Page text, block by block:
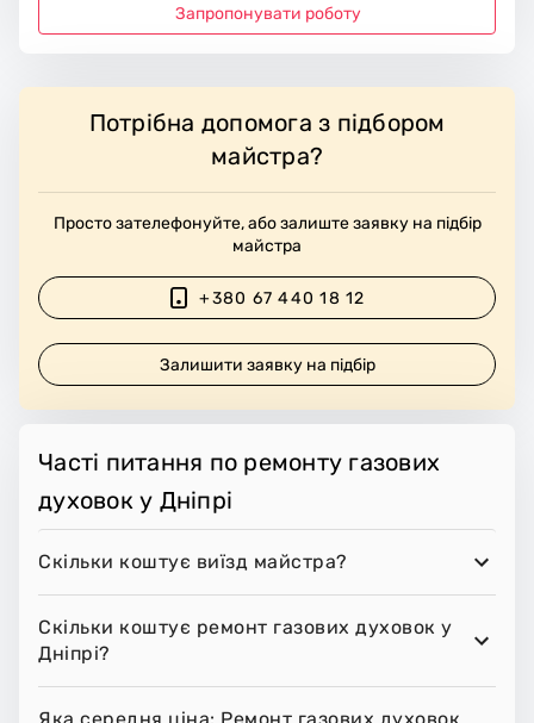
Запропонувати роботу
Потрібна допомога з підбором
майстра?
Просто зателефонуйте, або залиште заявку на підбір
майстра
+380 67 440 18 12
Залишити заявку на підбір
Часті питання по ремонту газових
духовок у Дніпрі
Скільки коштує виїзд майстра?
Скільки коштує ремонт газових духовок у
Дніпрі?